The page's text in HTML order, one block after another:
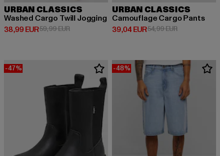
URBAN CLASSICS
Washed Cargo Twill Jogging
38,99 EUR
Derzeitiger Preis: 38,99 EUR
59,99 EURAktionspreis: 59,99 EUR
URBAN CLASSICS
Camouflage Cargo Pants
39,04 EUR
Derzeitiger Preis: 39,04 EUR
54,99 EURAktionspreis:
-47% -48%